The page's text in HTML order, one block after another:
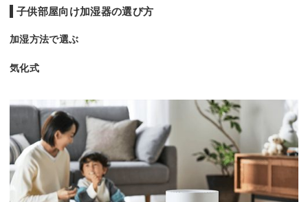
子供部屋向け加湿器の選び方
加湿方法で選ぶ
気化式